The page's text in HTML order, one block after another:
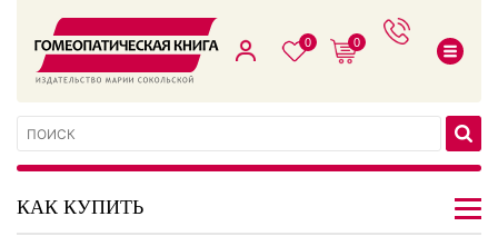
0 0
КАК КУПИТЬ